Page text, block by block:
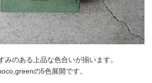
みのある上品な色合いが揃います。
の5色展開です。